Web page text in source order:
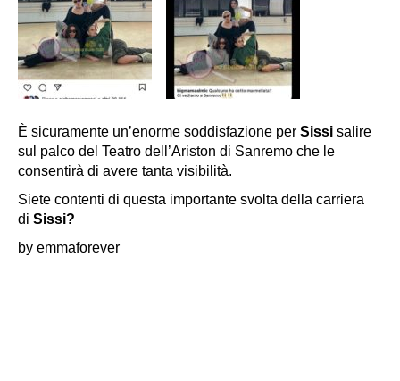
È sicuramente un’enorme soddisfazione per Sissi salire
sul palco del Teatro dell’Ariston di Sanremo che le
consentirà di avere tanta visibilità.
Siete contenti di questa importante svolta della carriera
di Sissi?
by emmaforever